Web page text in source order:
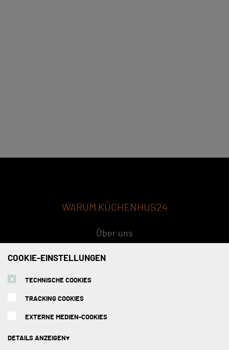
COOKIE-EINSTELLUNGEN
TECHNISCHE COOKIES
TRACKING COOKIES
EXTERNE MEDIEN-COOKIES
DETAILS ANZEIGEN
WARUM KÜCHENHUS24
Über uns